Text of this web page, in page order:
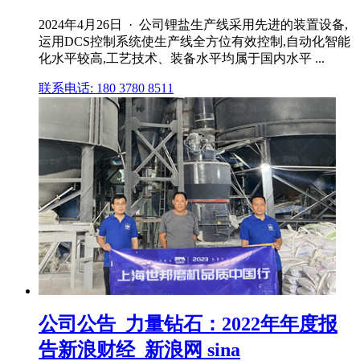
2024年4月26日 · 公司锂盐生产线采用先进的装置设备,
运用DCS控制系统使生产线全方位有效控制,自动化智能
化水平较高,工艺技术、装备水平均属于国内水平 ...
联系电话: 180 3780 8511
公司公告_力量钻石：2022年年度报
告新浪财经_新浪网 sina